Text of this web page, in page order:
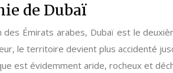
de Dubaï
des Émirats arabes, Dubaï est le
le territoire devient plus accidenté
est évidemment aride, rocheux et